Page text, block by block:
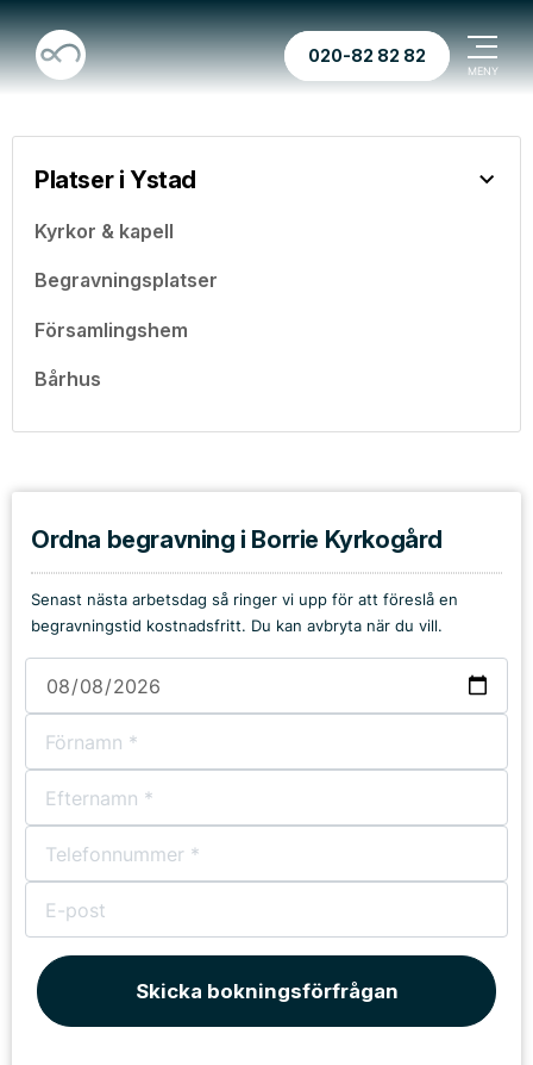
020-82 82 82
Platser i Ystad
Kyrkor & kapell
Begravningsplatser
Församlingshem
Bårhus
Ordna begravning i Borrie Kyrkogård
Senast nästa arbetsdag så ringer vi upp för att föreslå en
begravningstid kostnadsfritt. Du kan avbryta när du vill.
Skicka bokningsförfrågan